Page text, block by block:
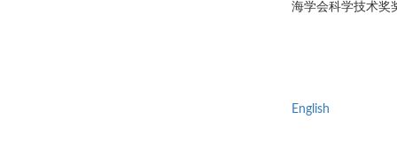
海学会科学技术奖
English